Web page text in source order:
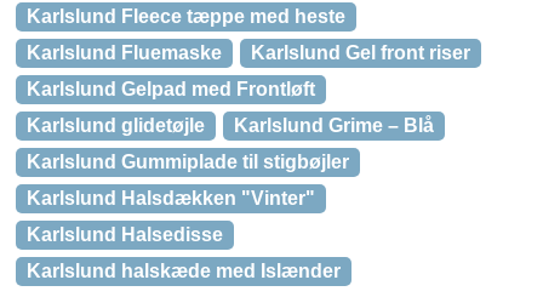
Karlslund Fleece tæppe med heste
Karlslund Fluemaske
Karlslund Gel front riser
Karlslund Gelpad med Frontløft
Karlslund glidetøjle
Karlslund Grime – Blå
Karlslund Gummiplade til stigbøjler
Karlslund Halsdækken "Vinter"
Karlslund Halsedisse
Karlslund halskæde med Islænder